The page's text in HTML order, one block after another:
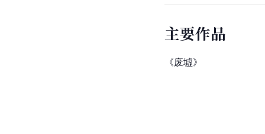
主要作品
《废墟》